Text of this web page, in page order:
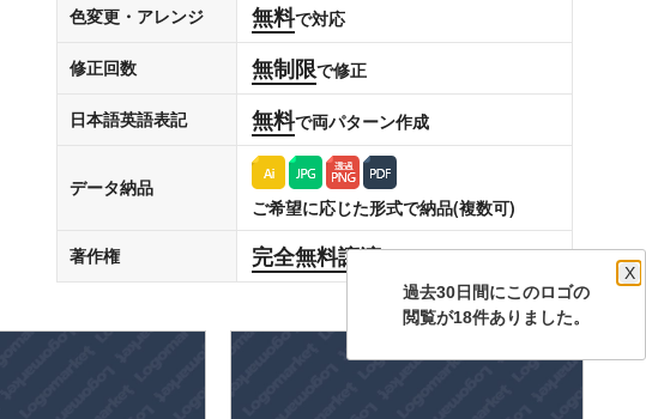
色変更・アレンジ 無料で対応
修正回数 無制限で修正
日本語英語表記 無料で両パターン作成
データ納品
ご希望に応じた形式で納品(複数可)
著作権
完全無料譲渡します
過去30日間にこのロゴの
X
閲覧が18件ありました。